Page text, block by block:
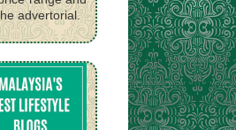
advertorial.